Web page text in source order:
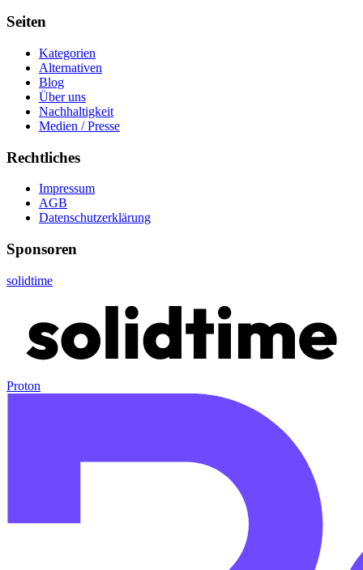
Seiten
Kategorien
Alternativen
Blog
Über uns
Nachhaltigkeit
Medien / Presse
Rechtliches
Impressum
AGB
Datenschutzerklärung
Sponsoren
solidtime
Proton